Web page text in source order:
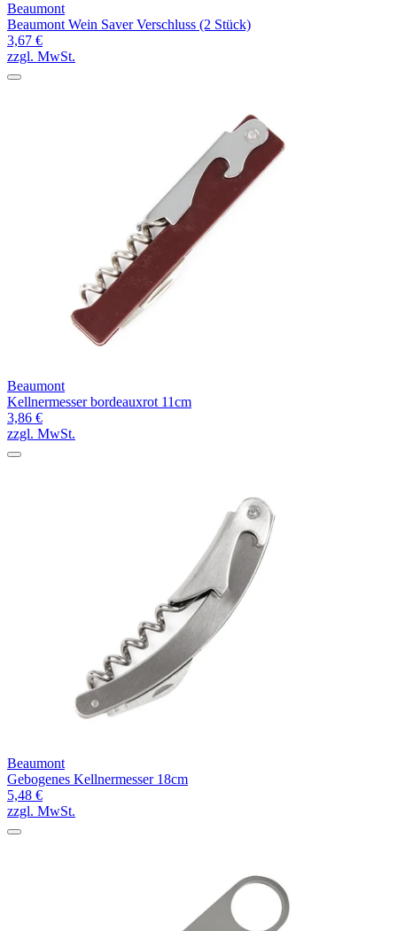
Beaumont
Beaumont Wein Saver Verschluss (2 Stück)
3,67 €
zzgl. MwSt.
Beaumont
Kellnermesser bordeauxrot 11cm
3,86 €
zzgl. MwSt.
Beaumont
Gebogenes Kellnermesser 18cm
5,48 €
zzgl. MwSt.